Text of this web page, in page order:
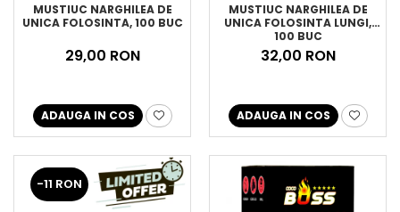
MUSTIUC NARGHILEA DE
UNICA FOLOSINTA, 100 BUC
29,00 RON
ADAUGA IN COS
MUSTIUC NARGHILEA DE
UNICA FOLOSINTA LUNGI,
100 BUC
32,00 RON
ADAUGA IN COS
-11 RON